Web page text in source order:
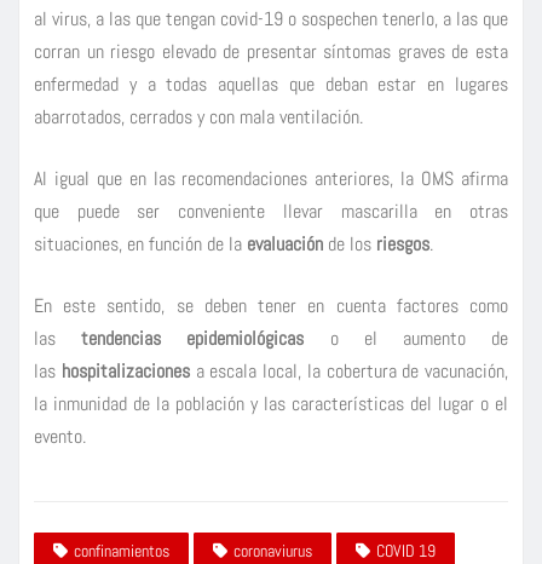
al virus, a las que tengan covid-19 o sospechen tenerlo, a las que
corran un riesgo elevado de presentar síntomas graves de esta
enfermedad y a todas aquellas que deban estar en lugares
abarrotados, cerrados y con mala ventilación.
Al igual que en las recomendaciones anteriores, la OMS afirma
que puede ser conveniente llevar mascarilla en otras
situaciones, en función de la evaluación de los riesgos.
En este sentido, se deben tener en cuenta factores como
lastendencias epidemiológicas o el aumento de
las hospitalizaciones a escala local, la cobertura de vacunación,
la inmunidad de la población y las características del lugar o el
evento.
confinamientos coronaviurus
COVID 19